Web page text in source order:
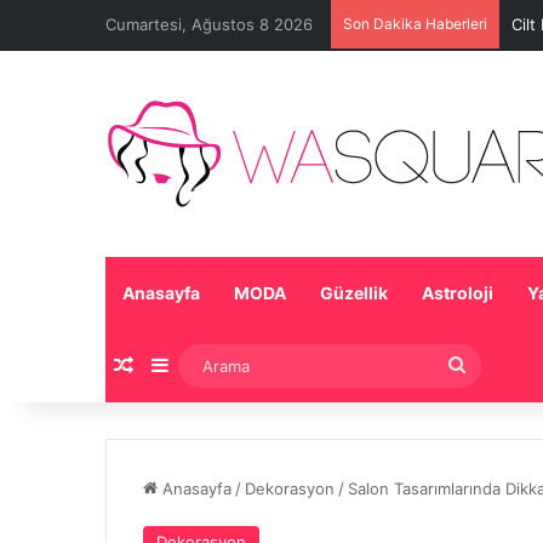
Cumartesi, Ağustos 8 2026 Son Dakika Haberleri Cilt
Anasayfa MODA Güzellik Astroloji
Rastgele Makale
Kenar Bölmesi
Anasayfa / Dekorasyon / Salon Tasarımlarında